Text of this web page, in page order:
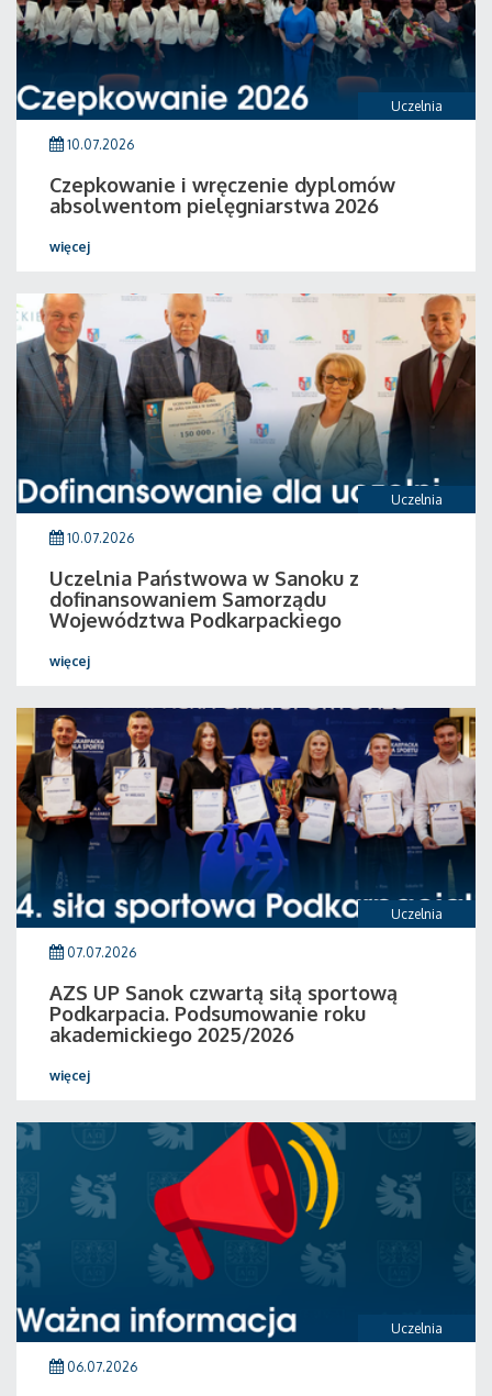
Uczelnia
10.07.2026
Czepkowanie i wręczenie dyplomów
absolwentom pielęgniarstwa 2026
więcej
Uczelnia
10.07.2026
Uczelnia Państwowa w Sanoku z
dofinansowaniem Samorządu
Województwa Podkarpackiego
więcej
Uczelnia
07.07.2026
AZS UP Sanok czwartą siłą sportową
Podkarpacia. Podsumowanie roku
akademickiego 2025/2026
więcej
Uczelnia
06.07.2026